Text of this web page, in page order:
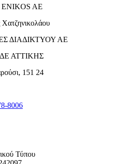
ENIKOS AE
Χατζηνικολάου
ΔΙΑΔΙΚΤΥΟΥ ΑΕ
ΑΤΤΙΚΗΣ
151 24
8006
Τύπου